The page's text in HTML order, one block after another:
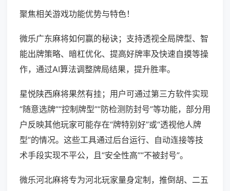
聚焦相关游戏功能优势与特色！
微乐广东麻将如何赢的秘诀；支持透视全局牌型、智
能出牌策略、暗杠优化、提高好牌率及快速自摸等操
作，通过AI算法调整牌局结果，提升胜率。
星悦陕西麻将果然有挂；用户可通过第三方软件实现
“随意选牌”“控制牌型”“防检测防封号”等功能，部分用
户反映其他玩家可能存在“牌特别好”或“透视他人牌
型”的情况。这些工具通过后台运行、自动连接等技
术手段实现不平公，且“安全性高”“不被封号”。
微乐河北麻将专为河北玩家量身定制，推倒胡、二五